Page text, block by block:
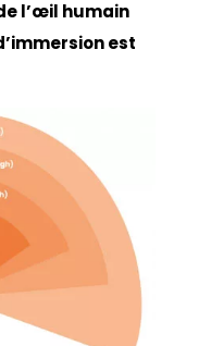
l’œil humain
est